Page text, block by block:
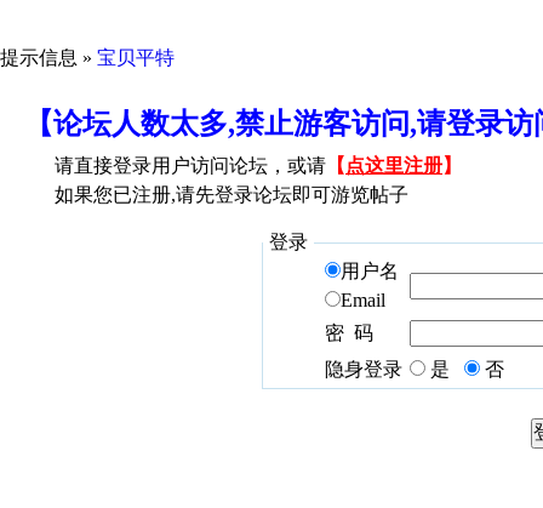
提示信息 » 宝贝平特
【论坛人数太多,禁止游客访问,请登录
请直接登录用户访问论坛，或请 【 点这里注册】
如果您已注册,请先登录论坛即可游览帖子
登录
用户名
Email
密 码
隐身登录
是 否